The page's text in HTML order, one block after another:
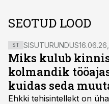
SEOTUD LOOD
ST SISUTURUNDUS
Miks kulub
kolmandik
kuidas seda
Ehkki tehisintellekt on